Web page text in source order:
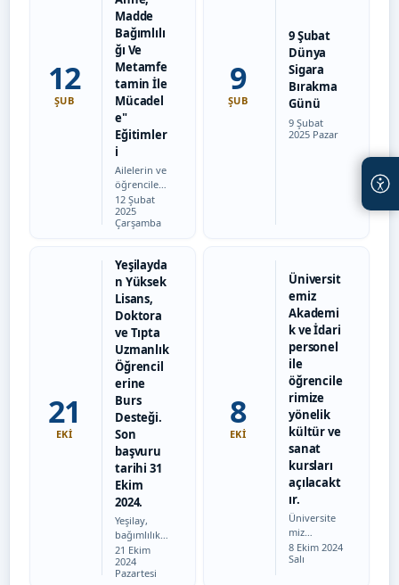
İçişleri
Bakanlığı
İller İdaresi
Genel…
12
ŞUB
Madde
Bağımlılı
ğı Ve
Metamfe
tamin İle
Mücadel
e"
Eğitimler
i
Ailelerin ve
öğrencileri
n madde
bağımlılığı
ve diğer
ra karşı
geleceğimiz
in teminatı
olan
çocuklarımı
zın ve
gençlerin…
Tarih:
12 Şubat
2025
Çarşamba
9
ŞUB
9 Şubat
Dünya
Sigara
Bırakma
Günü
Tarih:
9 Şubat
2025 Pazar
21
EKI
Yeşilayda
n Yüksek
Lisans,
Doktora
ve Tıpta
Uzmanlık
Öğrencil
erine
Burs
Desteği.
Son
başvuru
tarihi 31
Ekim
2024.
Yeşilay,
bağımlılıkla
mücadeled
e ulusal ve
uluslararası
Tarih:
21 Ekim
2024
Pazartesi
8
EKI
Üniversit
emiz
Akademi
k ve İdari
personel
ile
öğrencile
rimize
yönelik
kültür ve
sanat
kursları
açılacakt
ır.
Üniversite
miz
Akademik
ve İdari
Tarih:
8 Ekim 2024
Salı